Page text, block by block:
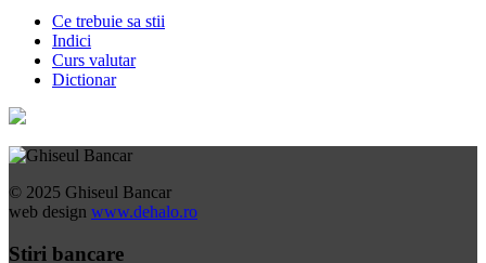
Ce trebuie sa stii
Indici
Curs valutar
Dictionar
© 2025 Ghiseul Bancar
web design www.dehalo.ro
Stiri bancare